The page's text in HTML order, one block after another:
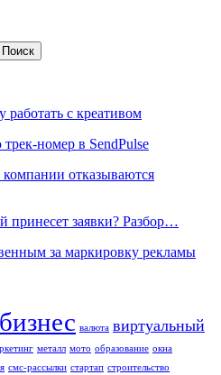
работать с креативом
номер в SendPulse
отказываются
принесет заявки? Разбор…
за маркировку рекламы
бизнес валюта виртуальный
металл мото образование окна
смс-рассылки стартап строительство